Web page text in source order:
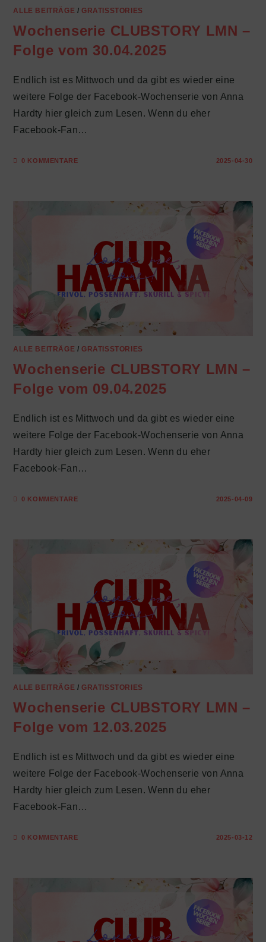
ALLE BEITRÄGE /GRATISSTORIES
Wochenserie CLUBSTORY LMN –
Folge vom 30.04.2025
Endlich ist es Mittwoch und da gibt es wieder eine
weitere Folge der Facebook-Wochenserie von Anna
Hardty hier gleich zum Lesen. Wenn du eher
Facebook-Fan…
0 KOMMENTARE 2025-04-30
ALLE BEITRÄGE /GRATISSTORIES
Wochenserie CLUBSTORY LMN –
Folge vom 09.04.2025
Endlich ist es Mittwoch und da gibt es wieder eine
weitere Folge der Facebook-Wochenserie von Anna
Hardty hier gleich zum Lesen. Wenn du eher
Facebook-Fan…
0 KOMMENTARE 2025-04-09
ALLE BEITRÄGE /GRATISSTORIES
Wochenserie CLUBSTORY LMN –
Folge vom 12.03.2025
Endlich ist es Mittwoch und da gibt es wieder eine
weitere Folge der Facebook-Wochenserie von Anna
Hardty hier gleich zum Lesen. Wenn du eher
Facebook-Fan…
0 KOMMENTARE 2025-03-12